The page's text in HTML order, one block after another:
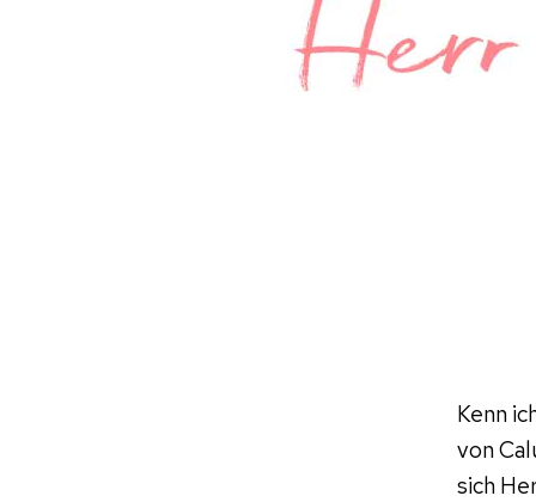
Kenn
von
sich